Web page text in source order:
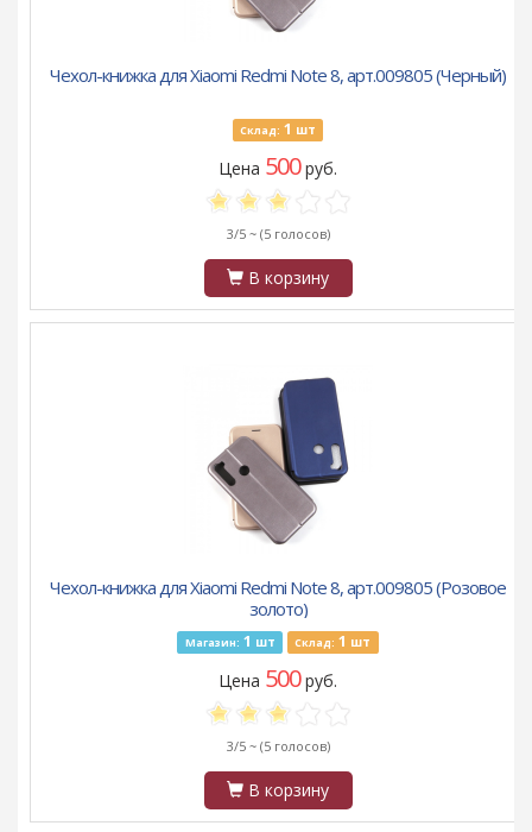
Чехол-книжка для Xiaomi Redmi Note 8, арт.009805 (Черный)
Склад: 1 шт
Цена 500руб.
3/5 ~ (5 голосов)
В корзину
Чехол-книжка для Xiaomi Redmi Note 8, арт.009805 (Розовое
золото)
Магазин: 1 шт Склад: 1 шт
Цена 500руб.
3/5 ~ (5 голосов)
В корзину